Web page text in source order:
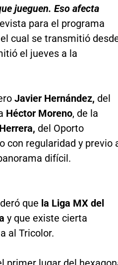
jueguen. Eso afecta
para el programa
cual se transmitió
el jueves a la
Javier Hernández, del
Héctor Moreno, de la
del Oporto
con regularidad y previo
difícil.
que la Liga MX del
y que existe cierta
al Tricolor.